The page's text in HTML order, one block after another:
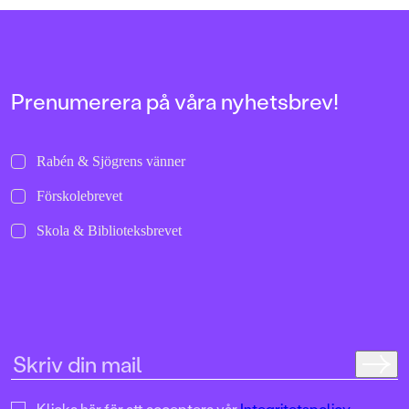
Prenumerera på våra nyhetsbrev!
Rabén & Sjögrens vänner
Förskolebrevet
Skola & Biblioteksbrevet